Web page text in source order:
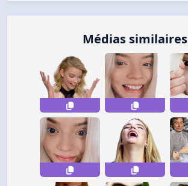
Médias similaires